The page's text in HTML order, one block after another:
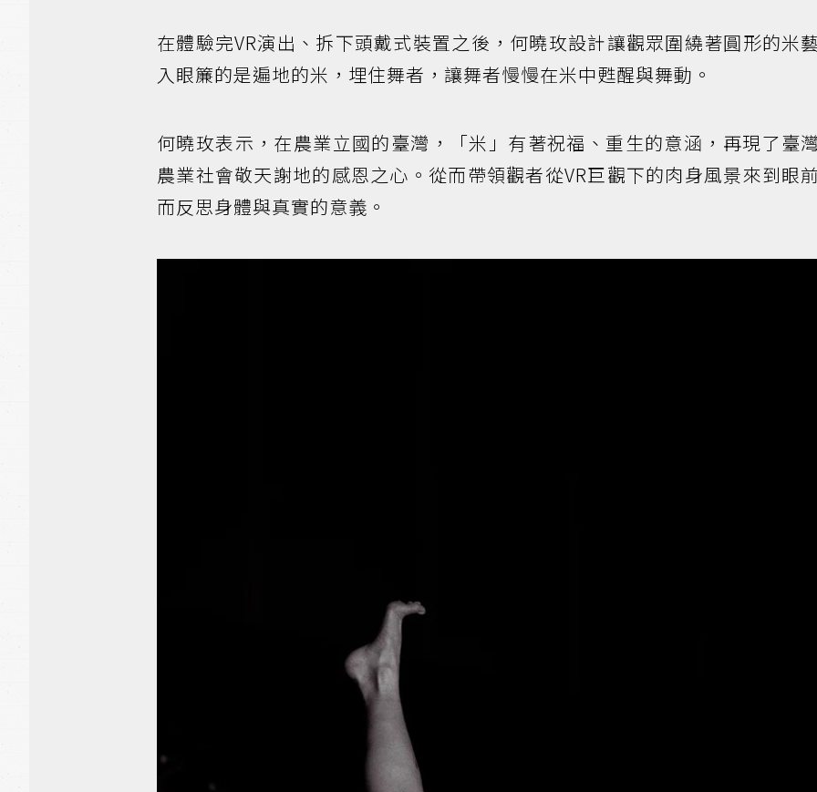
在體驗完VR演出、拆下頭戴式裝置之後，何曉玫設計讓觀眾圍繞著圓形的米
入眼簾的是遍地的米，埋住舞者，讓舞者慢慢在米中甦醒與舞動。
何曉玫表示，在農業立國的臺灣，「米」有著祝福、重生的意涵，再現了臺
農業社會敬天謝地的感恩之心。從而帶領觀者從VR巨觀下的肉身風景來到眼
而反思身體與真實的意義。